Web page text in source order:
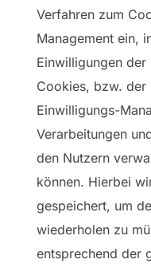
Verfahren zum
Management ein,
Einwilligungen
Cookies, bzw. der
Einwilligungs-
Verarbeitungen
den Nutzern
können. Hierbei
gespeichert, um
wiederholen zu
entsprechend der